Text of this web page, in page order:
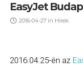
EasyJet
2016-04-27 in Hírek
2016.04.25-én az